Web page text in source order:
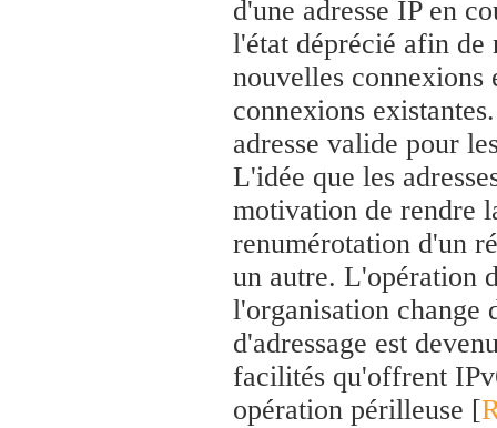
d'une adresse IP en
l'état déprécié afin de
nouvelles connexions
connexions
adresse valide pour
L'idée que les
motivation de rendre
renumérotation d'un
un autre. L'opération
l'organisation change
d'adressage est
facilités qu'offrent
opération périlleuse [